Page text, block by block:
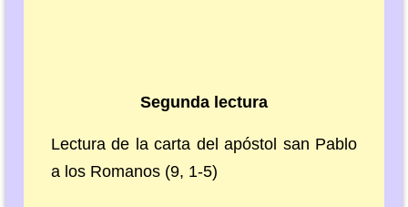
Segunda lectura
Lectura de la carta del apóstol san Pablo
a los Romanos (9, 1-5)